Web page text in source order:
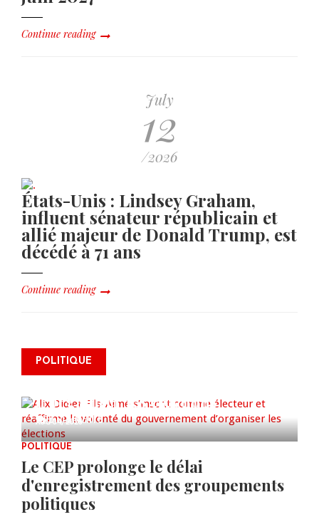
Continue reading
July
12
/2026
États-Unis : Lindsey Graham,
influent sénateur républicain et
allié majeur de Donald Trump, est
décédé à 71 ans
Continue reading
POLITIQUE
0 COMMENTS
Alix Didier Fils-Aimé s’inscrit
comme électeur et réaffirme la
d’organiser les élections
AUG 04, 2026
POLITIQUE
Le CEP prolonge le délai
d'enregistrement des groupements
politiques